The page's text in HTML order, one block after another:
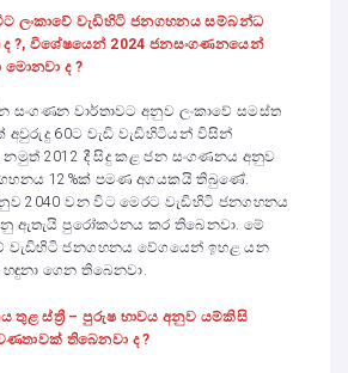
ලංකාවේ වැඩිහිටි ජනගහනය සම්බන්ධ
ද ?, විශේෂයෙන් 2024 ජනසංගණනයෙන්
මොනවා ද ?
සංගණන වාර්තාවට අනුව ලංකාවේ සමස්ත
අවුරුදු 60ට වැඩි වැඩිහිටියන් විසින්
2012 දී සිදු කළ ජන සංගණනය අනුව
12%ක් පමණ අගයකයි තිබුණේ.
2040 වන විට මෙරට වැඩිහිටි ජනගහනය
ඇතැයි පුරෝකථනය කර තිබෙනවා. මේ
වැඩිහිටි ජනගහනය වේගයෙන් ඉහළ යන
හඳුනා ගෙන තිබෙනවා.
තුළ ස්ත්‍රී – පුරුෂ භාවය අනුව යම්කිසි
තිබෙනවා ද ?